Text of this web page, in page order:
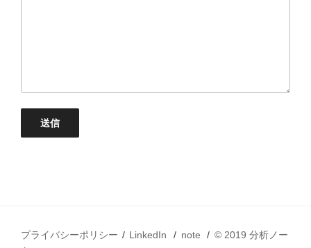
プライバシーポリシー LinkedIn note
© 2019 分析ノー